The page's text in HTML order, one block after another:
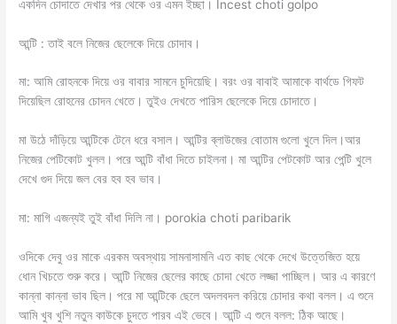
একদিন চোদাতে দেখার পর থেকে ওর এমন ইচ্ছা। Incest choti golpo
আন্টি : তাই বলে নিজের ছেলেকে দিয়ে চোদাব।
মা: আমি রোহনকে দিয়ে ওর বাবার সামনে চুদিয়েছি। বরং ওর বাবাই আমাকে বার্থডে গিফট
দিয়েছিল রোহনের চোদন খেতে। তুইও দেখতে পারিস ছেলেকে দিয়ে চোদাতে।
মা উঠে দাঁড়িয়ে আন্টিকে টেনে ধরে বসাল। আন্টির ব্লাউজের বোতাম গুলো খুলে দিল।আর
নিজের পেটিকোট খুলল। পরে আন্টি বাঁধা দিতে চাইলনা। মা আন্টির পেটকোট আর পেন্টি খুলে
দেখে গুদ দিয়ে জল বের হব হব ভাব।
মা: মাগি এজন্যই তুই বাঁধা দিলি না। porokia choti paribarik
ওদিকে দেবু ওর মাকে এরকম অবস্থায় সামনাসামনি এত কাছ থেকে দেখে উত্তেজিত হয়ে
ধোন খিচতে শুরু করে। আন্টি নিজের ছেলের কাছে চোদা খেতে লজ্জা পাচ্ছিল। আর এ কারণে
কান্না কান্না ভাব ছিল। পরে মা আন্টিকে ছেলে অদলবদল করিয়ে চোদার কথা বলল। এ শুনে
আমি খুব খুশি নতুন কাউকে চুদতে পারব এই ভেবে। আন্টি এ শুনে বলল: ঠিক আছে।